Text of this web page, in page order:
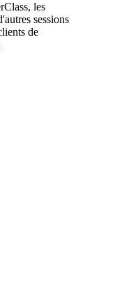
les
sessions
de